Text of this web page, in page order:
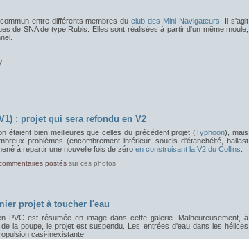
entre différents membres duclub des Mini-Navigateurs . Il s'agit
de SNA de type Rubis. Elles sont réalisées à partir d'un même moule,
: projet qui sera refondu en V2
étaient bien meilleures que celles du précédent projet (Typhoon), mais
problèmes (encombrement intérieur, soucis d'étanchéité, ballast
à repartir une nouvelle fois de zéro en construisant la V2 du Collins
postés sur ces photos
projet à toucher l'eau
PVC est résumée en image dans cette galerie. Malheureusement, à
la poupe, le projet est suspendu. Les entrées d'eau dans les hélices
casi-inexistante !